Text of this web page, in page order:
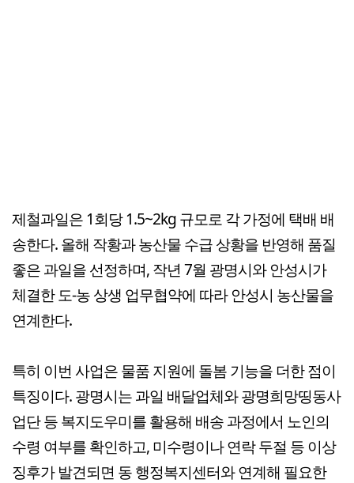
제철과일은 1회당 1.5~2kg 규모로 각 가정에 택배 배
송한다. 올해 작황과 농산물 수급 상황을 반영해 품질
좋은 과일을 선정하며, 작년 7월 광명시와 안성시가
체결한 도-농 상생 업무협약에 따라 안성시 농산물을
연계한다.
특히 이번 사업은 물품 지원에 돌봄 기능을 더한 점이
특징이다. 광명시는 과일 배달업체와 광명희망띵동사
업단 등 복지도우미를 활용해 배송 과정에서 노인의
수령 여부를 확인하고, 미수령이나 연락 두절 등 이상
징후가 발견되면 동 행정복지센터와 연계해 필요한